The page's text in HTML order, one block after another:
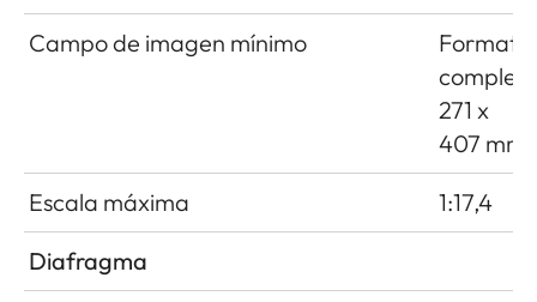
Campo de imagen mínimo
Formato
271 x
407 mm
Escala máxima
1:17,4
Diafragma